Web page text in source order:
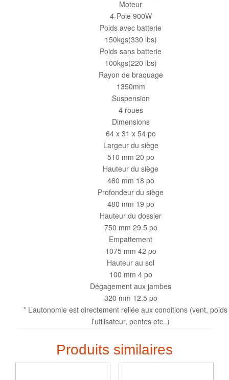
Moteur
4-Pole 900W
Poids avec batterie
150kgs(330 lbs)
Poids sans batterie
100kgs(220 lbs)
Rayon de braquage
1350mm
Suspension
4 roues
Dimensions
64 x 31 x 54 po
Largeur du siège
510 mm 20 po
Hauteur du siège
460 mm 18 po
Profondeur du siège
480 mm 19 po
Hauteur du dossier
750 mm 29.5 po
Empattement
1075 mm 42 po
Hauteur au sol
100 mm 4 po
Dégagement aux jambes
320 mm 12.5 po
* L’autonomie est directement reliée aux conditions (vent,
l’utilisateur, pentes etc..)
Produits similaires